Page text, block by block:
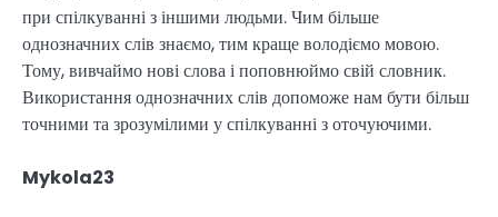
при спілкуванні з іншими людьми. Чим більше
однозначних слів знаємо, тим краще володіємо мовою.
Тому, вивчаймо нові слова і поповнюймо свій словник.
Використання однозначних слів допоможе нам бути більш
точними та зрозумілими у спілкуванні з оточуючими.
Mykola23